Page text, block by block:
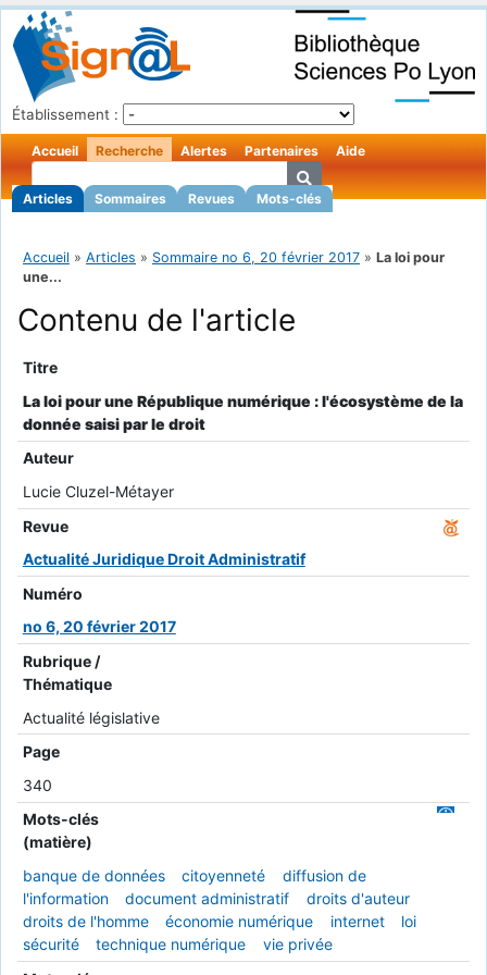
Établissement :
Accueil Recherche
Articles Sommaires Revues Mots-clés
Alertes Partenaires Aide
Accueil » Articles » Sommaire no 6, 20 février 2017 » La loi pour
une...
Contenu de l'article
Titre
La loi pour une République numérique : l'écosystème de la
donnée saisi par le droit
Auteur
Lucie Cluzel-Métayer
Revue
Actualité Juridique Droit Administratif
Numéro
no 6, 20 février 2017
Rubrique /
Thématique
Actualité législative
Page
340
Mots-clés
(matière)
banque de données
citoyenneté
diffusion de
l'information
document administratif
droits d'auteur
droits de l'homme
économie numérique internet
loi
sécurité
technique numérique
vie privée